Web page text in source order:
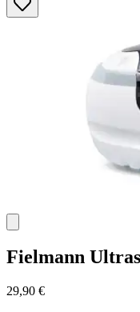
Fielmann
29,90 €